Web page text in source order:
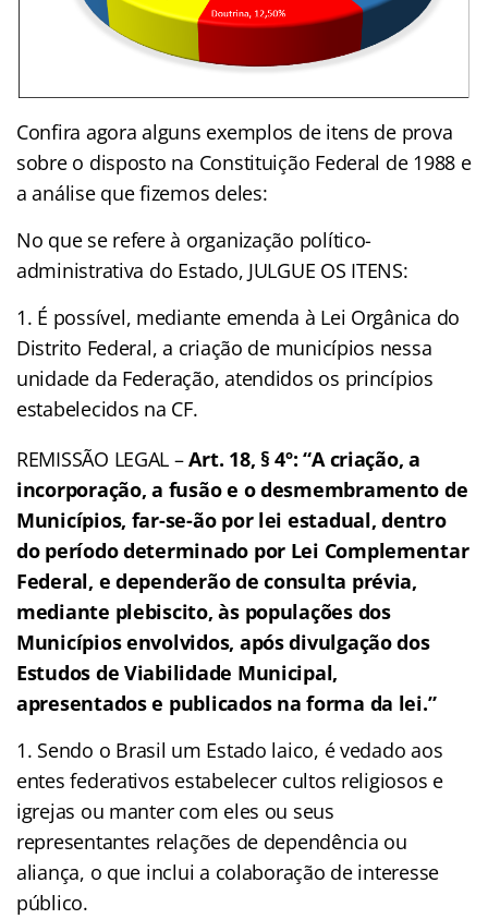
Confira agora alguns exemplos de itens de prova
sobre o disposto na Constituição Federal de 1988 e
a análise que fizemos deles:
No que se refere à organização político-
administrativa do Estado, JULGUE OS ITENS:
É possível, mediante emenda à Lei Orgânica do
Distrito Federal, a criação de municípios nessa
unidade da Federação, atendidos os princípios
estabelecidos na CF.
REMISSÃO LEGAL –Art. 18, § 4º: “A criação, a
incorporação, a fusão e o desmembramento de
Municípios, far-se-ão por lei estadual, dentro
do período determinado por Lei Complementar
Federal, e dependerão de consulta prévia,
mediante plebiscito, às populações dos
Municípios envolvidos, após divulgação dos
Estudos de Viabilidade Municipal,
apresentados e publicados na forma da lei.”
Sendo o Brasil um Estado laico, é vedado aos
entes federativos estabelecer cultos religiosos e
igrejas ou manter com eles ou seus
representantes relações de dependência ou
aliança, o que inclui a colaboração de interesse
público.